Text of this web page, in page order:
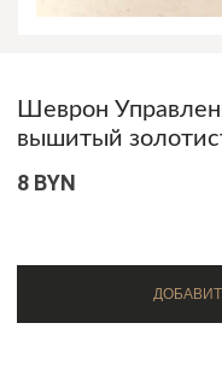
Шеврон
вышитый
8 BYN